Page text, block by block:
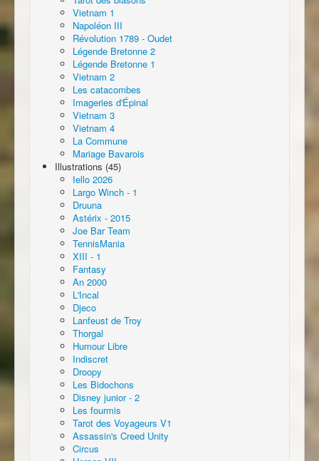
Vietnam 1
Napoléon III
Révolution 1789 - Oudet
Légende Bretonne 2
Légende Bretonne 1
Vietnam 2
Les catacombes
Imageries d'Épinal
Vietnam 3
Vietnam 4
La Commune
Mariage Bavarois
Illustrations (45)
Iello 2026
Largo Winch - 1
Druuna
Astérix - 2015
Joe Bar Team
TennisMania
XIII - 1
Fantasy
An 2000
L'Incal
Djeco
Lanfeust de Troy
Thorgal
Humour Libre
Indiscret
Droopy
Les Bidochons
Disney junior - 2
Les fourmis
Tarot des Voyageurs V1
Assassin's Creed Unity
Circus